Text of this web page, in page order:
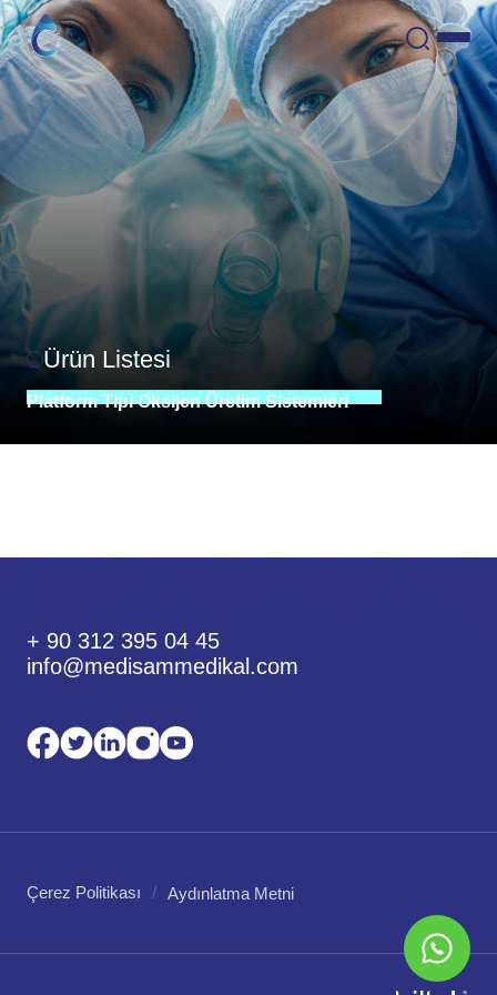
Ürün Listesi
Platform Tipi Oksijen Üretim Sistemleri
+ 90 312 395 04 45
info@medisammedikal.com
Çerez Politikası Aydınlatma Metni